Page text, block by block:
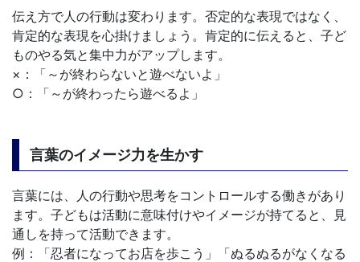
伝え方で人の行動は変わります。否定的な表現ではなく、
肯定的な表現を心掛けましょう。肯定的に伝えると、子ど
ものやる気と集中力がアップします。
×：「～が終わらないと遊べないよ」
○：「～が終わったら遊べるよ」
言葉のイメージ力を生かす
言葉には、人の行動や思考をコントロールする働きがあり
ます。子どもは活動に意味付けやイメージが持てると、見
通しを持って活動できます。
例：「忍者になってお店を歩こう」「ぬるぬるがなくなる